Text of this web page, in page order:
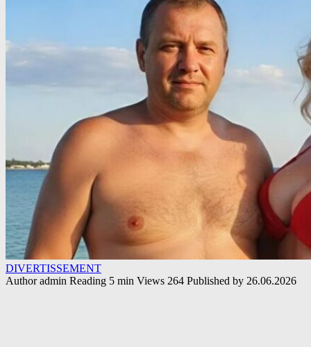
DIVERTISSEMENT
Author admin Reading 5 min Views 264 Published by 26.06.2026